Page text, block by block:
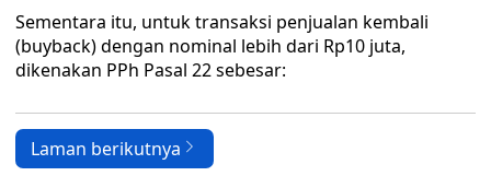
Sementara itu, untuk transaksi penjualan kembali
(buyback) dengan nominal lebih dari Rp10 juta,
dikenakan PPh Pasal 22 sebesar:
Laman berikutnya